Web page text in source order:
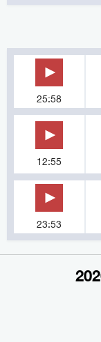
25:58
12:55
23:53